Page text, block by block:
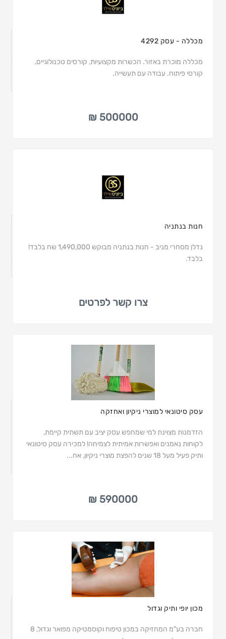
מכללה - עסק 4292
מכללה מוכרת באזור. הכשרות מקצועיות, קורסים טכנולוגיים,
קורסי פיתוח. עבודה עם תעשייה.
500000 ₪
חנות בנתניה
נדלן מסחרי מניב - חנות בנתניה מבוקש 1,490,000 שח בלבד!
בלבד.
צרו קשר לפרטים
עסק סיטונאי למוצרי ניקיון ואחזקה
הזדמנות מצוינת למי שמחפש עסק יציב עם תשתית קיימת,
לקוחות נאמנים ואפשרות אמיתית לצמיחה! למכירה עסק סיטונאי
ותיק פעיל מעל 18 שנים להפצת מוצרי ניקיון, אח...
590000 ₪
מכון יופי ותיק וגדול
חברה בע"מ המחזיקה במכון טיפוח וקוסמטיקה מפואר וגדול, 8